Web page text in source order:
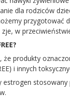
dla rodziców
przygotować
w
że produkty
i innych
estrogen